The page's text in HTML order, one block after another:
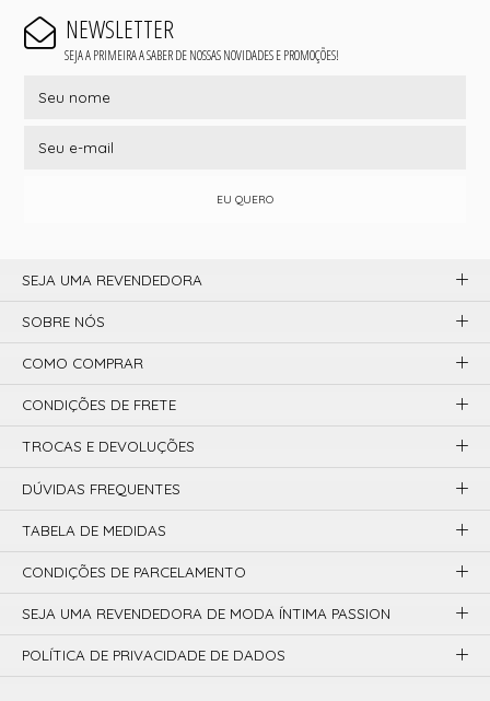
NEWSLETTER
SEJA A PRIMEIRA A SABER DE NOSSAS NOVIDADES E PROMOÇÕES!
EU QUERO
SEJA UMA REVENDEDORA
SOBRE NÓS
COMO COMPRAR
CONDIÇÕES DE FRETE
TROCAS E DEVOLUÇÕES
DÚVIDAS FREQUENTES
TABELA DE MEDIDAS
CONDIÇÕES DE PARCELAMENTO
SEJA UMA REVENDEDORA DE MODA ÍNTIMA PASSION
POLÍTICA DE PRIVACIDADE DE DADOS